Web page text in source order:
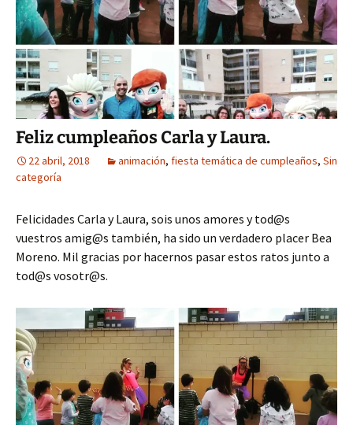
Feliz cumpleaños Carla y Laura.
22 abril, 2018 animación, fiesta temática de cumpleaños, Sin
categoría
Felicidades Carla y Laura, sois unos amores y tod@s
vuestros amig@s también, ha sido un verdadero placer Bea
Moreno. Mil gracias por hacernos pasar estos ratos junto a
tod@s vosotr@s.